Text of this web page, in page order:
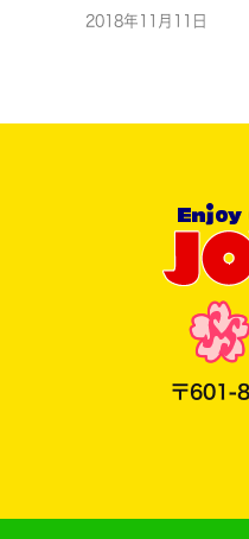
2018年11月11日
〒601-